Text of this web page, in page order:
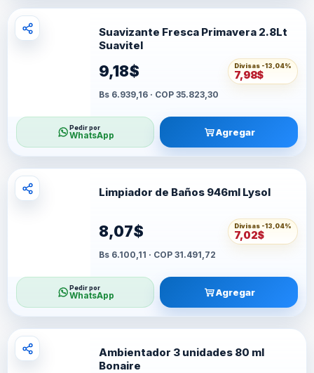
Suavizante Fresca Primavera 2.8Lt
Suavitel
9,18$ Divisas -13,04%
7,98$
Bs 6.939,16 · COP 35.823,30
Pedir por
WhatsApp Agregar
Limpiador de Baños 946ml Lysol
8,07$ Divisas -13,04%
7,02$
Bs 6.100,11 · COP 31.491,72
Pedir por
WhatsApp Agregar
Ambientador 3 unidades 80 ml
Bonaire